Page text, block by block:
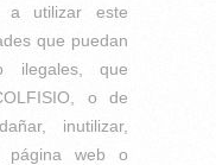
a utilizar este
que puedan
ilegales, que
o de
inutilizar,
página web o